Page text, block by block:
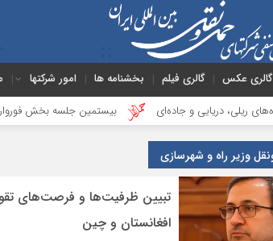
گالری عکس گالری فیلم بخشنامه ها امور شرکتها
و جاده‌ای بیستمین جلسه بخش فورواردری در
وزیر راه و شهرسازی
تبیین ظرفیت‌ها و فرصت‌های
افغانستان و چین